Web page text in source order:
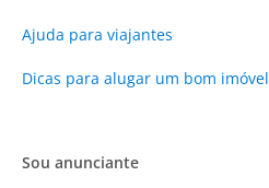
Ajuda para viajantes
Dicas para alugar um bom imóvel
Sou anunciante